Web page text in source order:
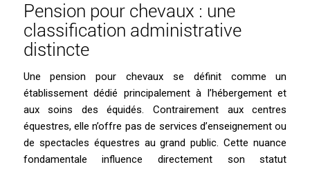
Pension pour chevaux : une
classification administrative
distincte
Une pension pour chevaux se définit comme un
établissement dédié principalement à l’hébergement et
aux soins des équidés. Contrairement aux centres
équestres, elle n’offre pas de services d’enseignement ou
de spectacles équestres au grand public. Cette nuance
fondamentale influence directement son statut